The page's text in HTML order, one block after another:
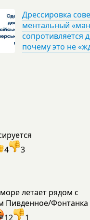
Дрессировка
ментальный
сопротивляется
почему это не
4 3
летает рядом с
Пивденное/Фонтанка
12 1